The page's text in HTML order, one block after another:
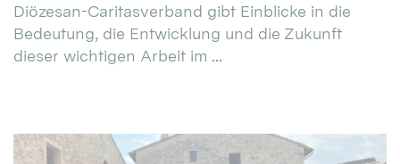
Diözesan-Caritasverband gibt Einblicke in die
Bedeutung, die Entwicklung und die Zukunft
dieser wichtigen Arbeit im ...